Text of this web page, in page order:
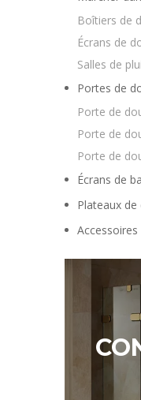
Boîtiers de
Écrans de
Salles de
Portes de
Porte de
Porte de
Écrans de
Plateaux de